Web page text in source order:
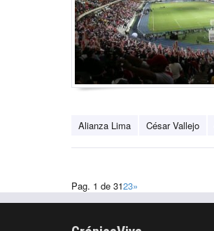
Alianza Lima César Vallejo
Pag. 1 de 3123»